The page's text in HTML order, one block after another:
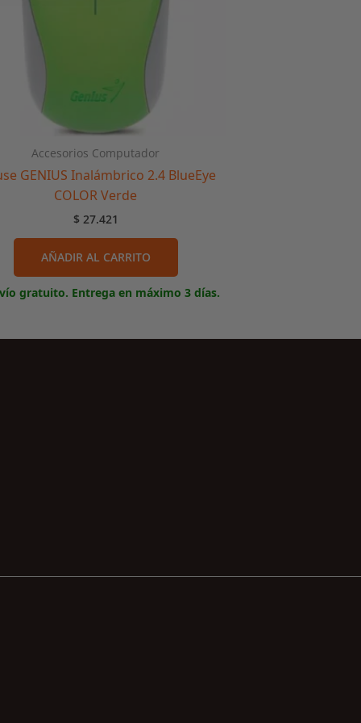
Accesorios Computador
GENIUS Inalámbrico 2.4 BlueEye
COLOR Verde
$ 27.421
AÑADIR AL CARRITO
gratuito. Entrega en máximo 3 días.